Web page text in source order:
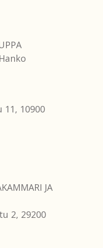
10900
JA
2, 29200